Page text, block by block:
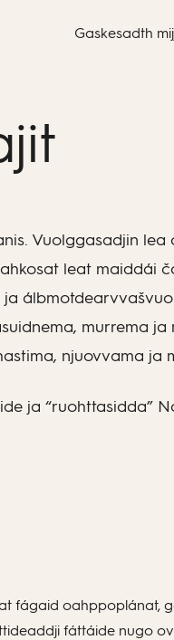
Gaskesadth
Vuolggasadjin
leat maiddái
murrema ja
njuovvama ja
ja “ruohttasidda”
fágaid oahppoplánat,
fáttáide nugo